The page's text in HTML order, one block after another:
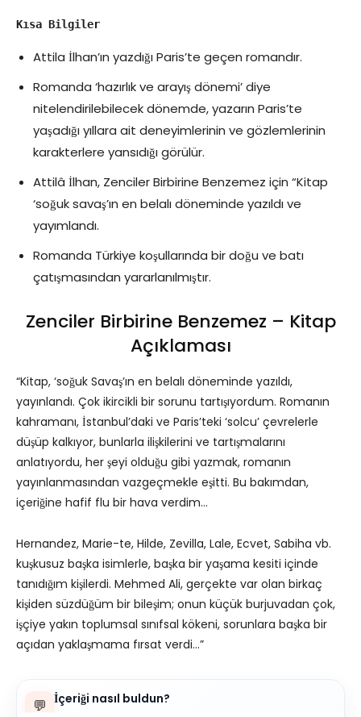
Kısa Bilgiler
Attila İlhan’ın yazdığı Paris’te geçen romandır.
Romanda ‘hazırlık ve arayış dönemi’ diye
nitelendirilebilecek dönemde, yazarın Paris’te
yaşadığı yıllara ait deneyimlerinin ve gözlemlerinin
karakterlere yansıdığı görülür.
Attilâ İlhan, Zenciler Birbirine Benzemez için “Kitap
‘soğuk savaş’ın en belalı döneminde yazıldı ve
yayımlandı.
Romanda Türkiye koşullarında bir doğu ve batı
çatışmasından yararlanılmıştır.
Zenciler Birbirine Benzemez – Kitap
Açıklaması
“Kitap, ‘soğuk Savaş’ın en belalı döneminde yazıldı,
yayınlandı. Çok ikircikli bir sorunu tartışıyordum. Romanın
kahramanı, İstanbul’daki ve Paris’teki ‘solcu’ çevrelerle
düşüp kalkıyor, bunlarla ilişkilerini ve tartışmalarını
anlatıyordu, her şeyi olduğu gibi yazmak, romanın
yayınlanmasından vazgeçmekle eşitti. Bu bakımdan,
içeriğine hafif flu bir hava verdim…
Hernandez, Marie-te, Hilde, Zevilla, Lale, Ecvet, Sabiha vb.
kuşkusuz başka isimlerle, başka bir yaşama kesiti içinde
tanıdığım kişilerdi. Mehmed Ali, gerçekte var olan birkaç
kişiden süzdüğüm bir bileşim; onun küçük burjuvadan çok,
işçiye yakın toplumsal sınıfsal kökeni, sorunlara başka bir
açıdan yaklaşmama fırsat verdi…”
💬 İçeriği nasıl buldun?